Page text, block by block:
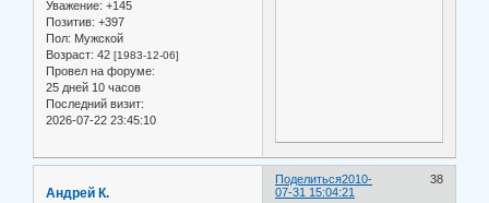
Уважение: +145
Позитив: +397
Пол: Мужской
Возраст: 42 [1983-12-06]
Провел на форуме:
25 дней 10 часов
Последний визит:
2026-07-22 23:45:10
Поделиться 38
2010-
07-31 15:04:21
Андрей К.